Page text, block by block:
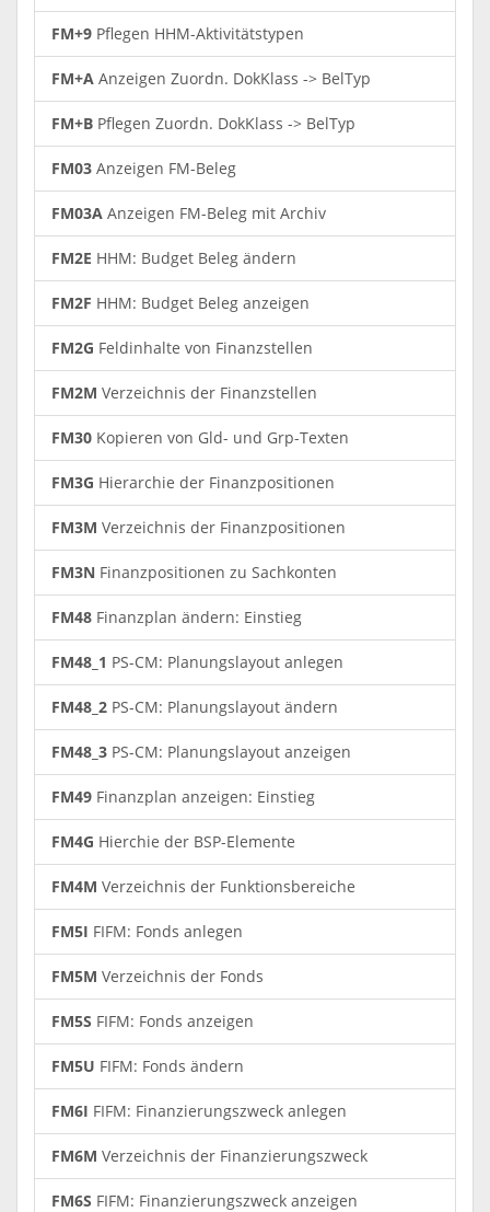
FM+9 Pflegen HHM-Aktivitätstypen
FM+A Anzeigen Zuordn. DokKlass -> BelTyp
FM+B Pflegen Zuordn. DokKlass -> BelTyp
FM03 Anzeigen FM-Beleg
FM03A Anzeigen FM-Beleg mit Archiv
FM2E HHM: Budget Beleg ändern
FM2F HHM: Budget Beleg anzeigen
FM2G Feldinhalte von Finanzstellen
FM2M Verzeichnis der Finanzstellen
FM30 Kopieren von Gld- und Grp-Texten
FM3G Hierarchie der Finanzpositionen
FM3M Verzeichnis der Finanzpositionen
FM3N Finanzpositionen zu Sachkonten
FM48 Finanzplan ändern: Einstieg
FM48_1 PS-CM: Planungslayout anlegen
FM48_2 PS-CM: Planungslayout ändern
FM48_3 PS-CM: Planungslayout anzeigen
FM49 Finanzplan anzeigen: Einstieg
FM4G Hierchie der BSP-Elemente
FM4M Verzeichnis der Funktionsbereiche
FM5I FIFM: Fonds anlegen
FM5M Verzeichnis der Fonds
FM5S FIFM: Fonds anzeigen
FM5U FIFM: Fonds ändern
FM6I FIFM: Finanzierungszweck anlegen
FM6M Verzeichnis der Finanzierungszweck
FM6S FIFM: Finanzierungszweck anzeigen